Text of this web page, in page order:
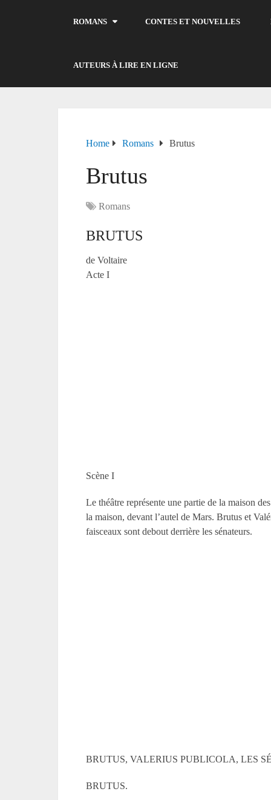
ROMANS CONTES ET NOUVELLES
AUTEURS À LIRE EN LIGNE
Home Romans Brutus
Brutus
Romans
BRUTUS
de Voltaire
Acte I
Scène I
Le théâtre représente une partie de la maison
la maison, devant l’autel de Mars. Brutus et
faisceaux sont debout derrière les sénateurs.
BRUTUS, VALERIUS PUBLICOLA, LES
BRUTUS.